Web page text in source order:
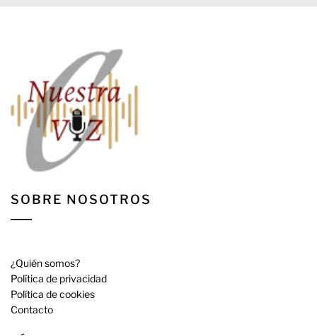
SOBRE NOSOTROS
¿Quién somos?
Política de privacidad
Política de cookies
Contacto